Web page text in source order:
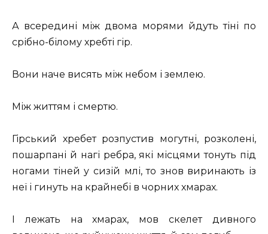
А всередині між двома морями йдуть тіні по
срібно-білому хребті гір.
Вони наче висять між небом і землею.
Між життям і смертю.
Гірський хребет розпустив могутні, розколені,
пошарпані й нагі ребра, які місцями тонуть під
ногами тіней у сизій млі, то знов виринають із
неї і гинуть на крайнебі в чорних хмарах.
І лежать на хмарах, мов скелет дивного